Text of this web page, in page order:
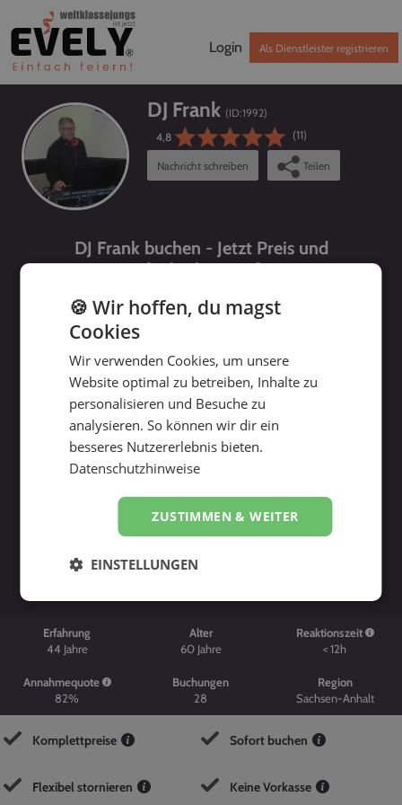
Login Als Dienstleister registrieren
DJ Frank (ID:1992)
4,8
(11)
Nachricht schreiben Teilen
DJ Frank buchen - Jetzt Preis und
Verfügbarkeit prüfen!
bis
Erfahrung
44 Jahre
Alter
60 Jahre
Reaktionszeit
< 12h
Annahmequote
82%
Buchungen
28
Region
Sachsen-Anhalt
Komplettpreise Sofort buchen
Flexibel stornieren Keine Vorkasse
🍪 Wir hoffen, du magst
Cookies
Wir verwenden Cookies, um unsere
Website optimal zu betreiben, Inhalte zu
personalisieren und Besuche zu
analysieren. So können wir dir ein
besseres Nutzererlebnis bieten.
Datenschutzhinweise
ZUSTIMMEN & WEITER
EINSTELLUNGEN